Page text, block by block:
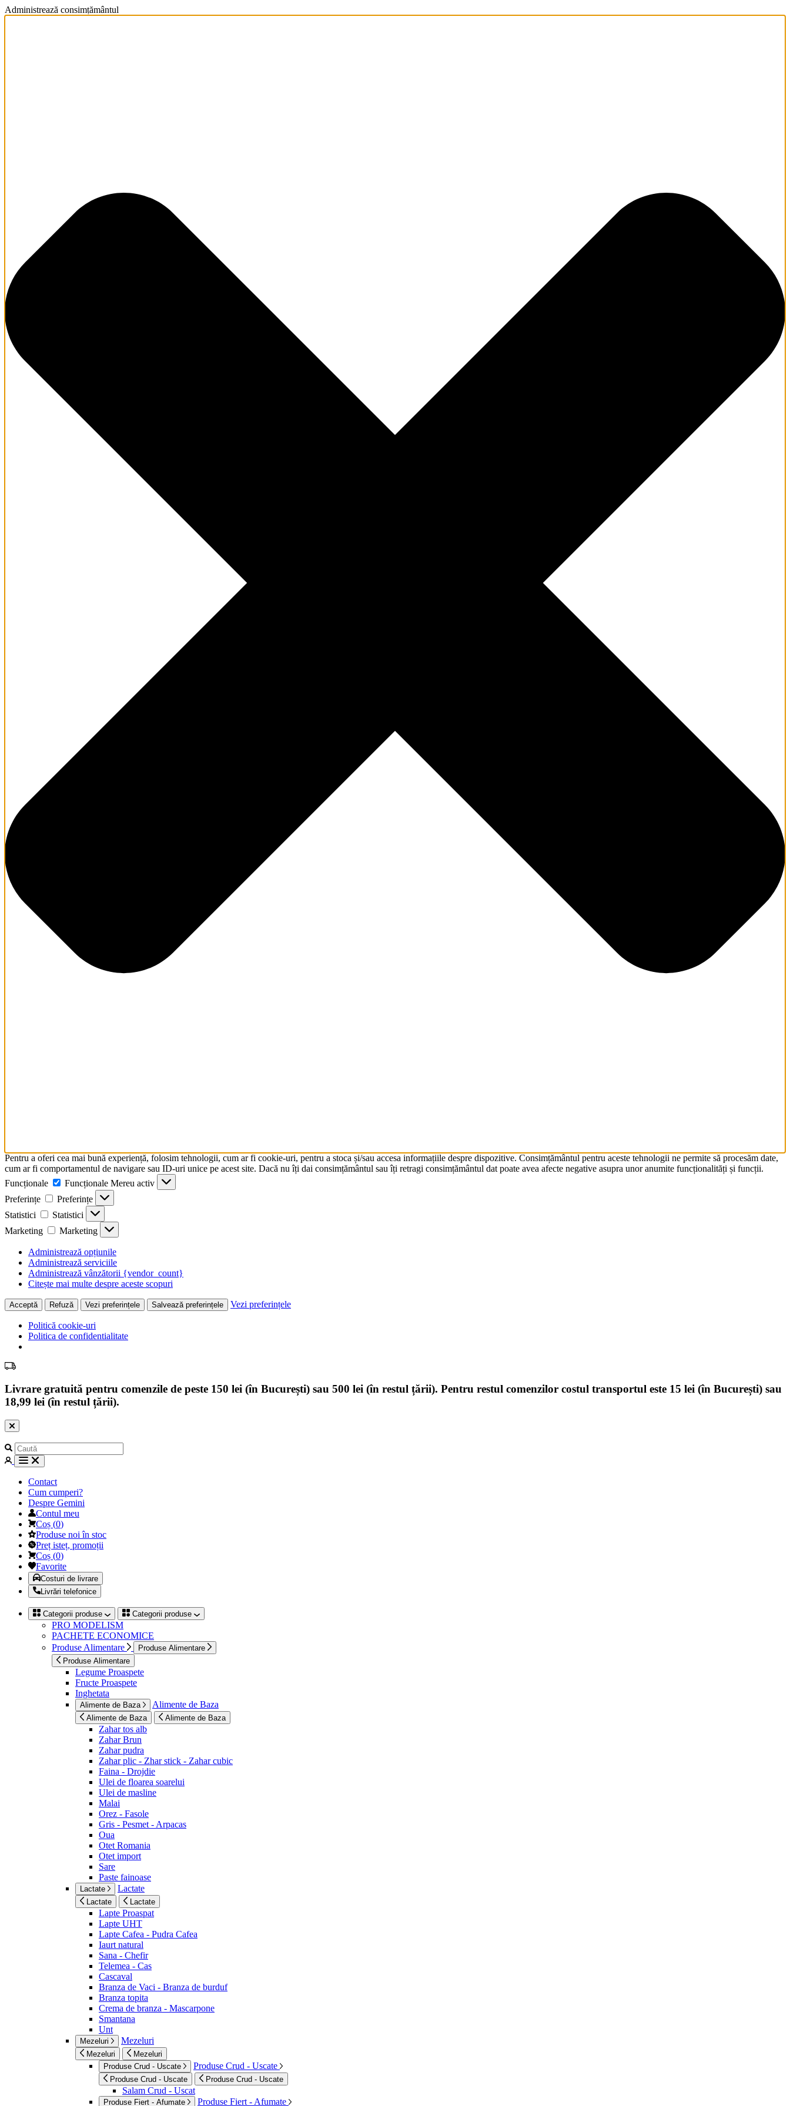
Administrează consimțământul
Pentru a oferi cea mai bună experiență, folosim tehnologii, cum ar fi cookie-uri, pentru a stoca și/sau accesa informațiile despre dispozitive. Consimțământul pentru aceste tehnologii ne permite să procesăm date,
cum ar fi comportamentul de navigare sau ID-uri unice pe acest site. Dacă nu îți dai consimțământul sau îți retragi consimțământul dat poate avea afecte negative asupra unor anumite funcționalități și funcții.
Funcționale
Funcționale Mereu activ
Preferințe
Preferințe
Statistici
Statistici
Marketing
Marketing
Administrează opțiunile
Administrează serviciile
Administrează vânzătorii {vendor_count}
Citește mai multe despre aceste scopuri
Acceptă Refuză Vezi preferințele Salvează preferințele Vezi preferințele
Politică cookie-uri
Politica de confidentialitate
Livrare gratuită pentru comenzile de peste 150 lei (în București) sau 500 lei (în restul țării). Pentru restul comenzilor costul transportul este 15 lei (în București) sau
18,99 lei (în restul țării).
Contact
Cum cumperi?
Despre Gemini
Contul meu
Coș (0)
Produse noi în stoc
Preț isteț, promoții
Coș (0)
Favorite
Costuri de livrare
Livrări telefonice
Categorii produse Categorii produse
PRO MODELISM
PACHETE ECONOMICE
Produse Alimentare
Produse Alimentare
Produse Alimentare
Legume Proaspete
Fructe Proaspete
Inghetata
Alimente de Baza Alimente de Baza
Alimente de Baza Alimente de Baza
Zahar tos alb
Zahar Brun
Zahar pudra
Zahar plic - Zhar stick - Zahar cubic
Faina - Drojdie
Ulei de floarea soarelui
Ulei de masline
Malai
Orez - Fasole
Gris - Pesmet - Arpacas
Oua
Otet Romania
Otet import
Sare
Paste fainoase
Lactate Lactate
Lactate Lactate
Lapte Proaspat
Lapte UHT
Lapte Cafea - Pudra Cafea
Iaurt natural
Sana - Chefir
Telemea - Cas
Cascaval
Branza de Vaci - Branza de burduf
Branza topita
Crema de branza - Mascarpone
Smantana
Unt
Mezeluri Mezeluri
Mezeluri
Mezeluri
Produse Crud - Uscate
Produse Crud - Uscate
Produse Crud - Uscate Produse Crud - Uscate
Salam Crud - Uscat
Produse Fiert - Afumate Produse Fiert - Afumate